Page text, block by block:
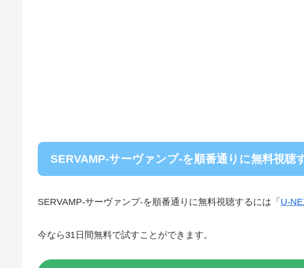
SERVAMP-サーヴァンプ-を順番通りに無料視聴
SERVAMP-サーヴァンプ-を順番通りに無料視聴するには「 U-
今なら31日間無料で試すことができます。